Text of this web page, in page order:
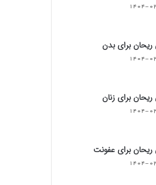
۰۳-۲۶
برای بدن
۰۳-۲۶
برای زنان
۰۳-۲۶
برای عفونت
۰۳-۲۶